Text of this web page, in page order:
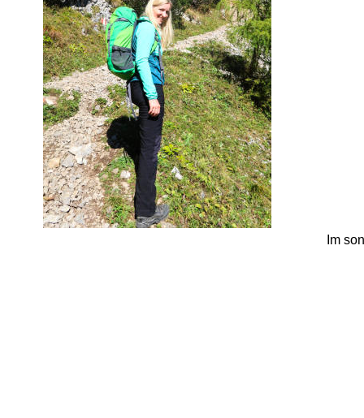
Im